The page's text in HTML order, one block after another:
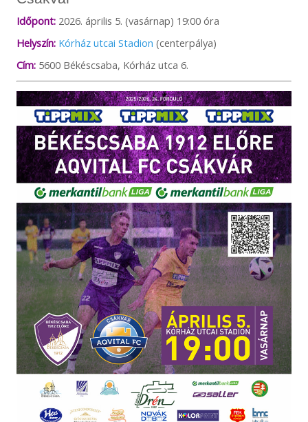
Időpont:2026. április 5. (vasárnap) 19:00 óra
Helyszín: Kórház utcai Stadion (centerpálya)
Cím:5600 Békéscsaba, Kórház utca 6.